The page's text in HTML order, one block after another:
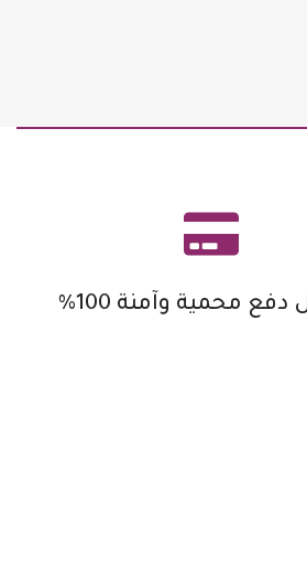
محمية وآمنة 100%